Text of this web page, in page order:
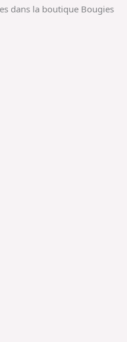
dans la boutique Bougies